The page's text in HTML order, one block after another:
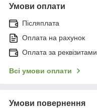
Умови оплати
Післяплата
Оплата на рахунок
Оплата за реквізитами
Всі умови оплати
Умови повернення